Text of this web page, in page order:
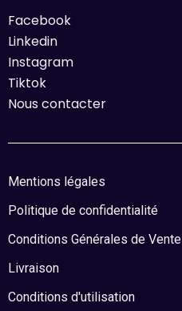
Facebook
Linkedin
Instagram
Tiktok
Nous contacter
Mentions légales
Politique de confidentialité
Conditions Générales de Vente
Livraison
Conditions d'utilisation